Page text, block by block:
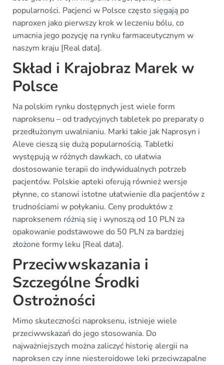
popularności. Pacjenci w Polsce często sięgają po
naproxen jako pierwszy krok w leczeniu bólu, co
umacnia jego pozycję na rynku farmaceutycznym w
naszym kraju [Real data].
Skład i Krajobraz Marek w
Polsce
Na polskim rynku dostępnych jest wiele form
naproksenu – od tradycyjnych tabletek po preparaty o
przedłużonym uwalnianiu. Marki takie jak Naprosyn i
Aleve cieszą się dużą popularnością. Tabletki
występują w różnych dawkach, co ułatwia
dostosowanie terapii do indywidualnych potrzeb
pacjentów. Polskie apteki oferują również wersje
płynne, co stanowi istotne ułatwienie dla pacjentów z
trudnościami w połykaniu. Ceny produktów z
naproksenem różnią się i wynoszą od 10 PLN za
opakowanie podstawowe do 50 PLN za bardziej
złożone formy leku [Real data].
Przeciwwskazania i
Szczególne Środki
Ostrożności
Mimo skuteczności naproksenu, istnieje wiele
przeciwwskazań do jego stosowania. Do
najważniejszych można zaliczyć historię alergii na
naproksen czy inne niesteroidowe leki przeciwzapalne